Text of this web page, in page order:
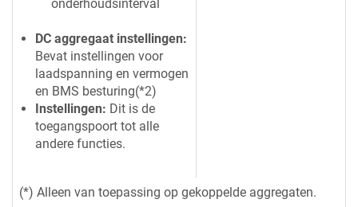
onderhoudsinterval
DC aggregaat instellingen:
Bevat instellingen voor
laadspanning en vermogen
en BMS besturing(*2)
Instellingen: Dit is de
toegangspoort tot alle
andere functies.
(*) Alleen van toepassing op gekoppelde aggregaten.